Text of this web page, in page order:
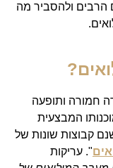
הרבים ולהסביר מה
חמורה ותופעה
המבצעית
קבוצות שונות של
". עריקות